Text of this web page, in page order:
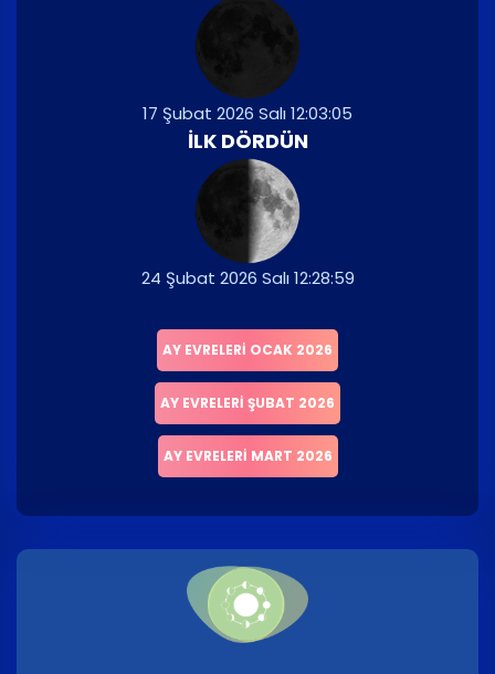
17 Şubat 2026 Salı 12:03:05
İLK DÖRDÜN
24 Şubat 2026 Salı 12:28:59
AY EVRELERI OCAK 2026
AY EVRELERI ŞUBAT 2026
AY EVRELERI MART 2026